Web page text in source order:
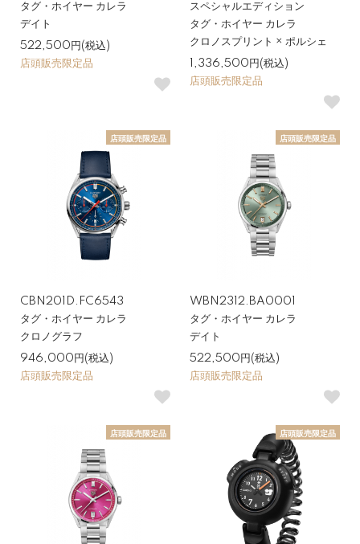
タグ・ホイヤー カレラ
デイト
522,500円(税込)
店頭販売限定品
スペシャルエディション
タグ・ホイヤー カレラ
クロノスプリント × ポルシェ
1,336,500円(税込)
店頭販売限定品
店頭販売限定品
CBN201D.FC6543
タグ・ホイヤー カレラ
クロノグラフ
946,000円(税込)
店頭販売限定品
店頭販売限定品
WBN2312.BA0001
タグ・ホイヤー カレラ
デイト
522,500円(税込)
店頭販売限定品
店頭販売限定品 店頭販売限定品